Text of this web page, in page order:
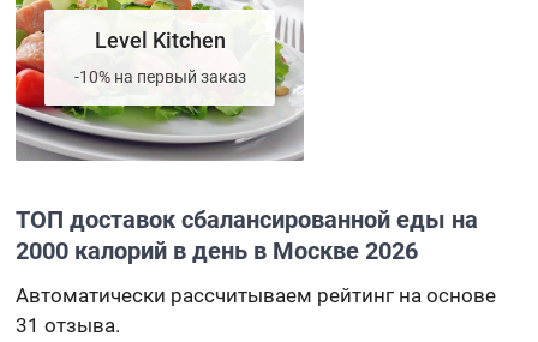
Level Kitchen
-10% на первый заказ
ТОП доставок сбалансированной еды на
2000 калорий в день в Москве 2026
Автоматически рассчитываем рейтинг на основе
31 отзыва.